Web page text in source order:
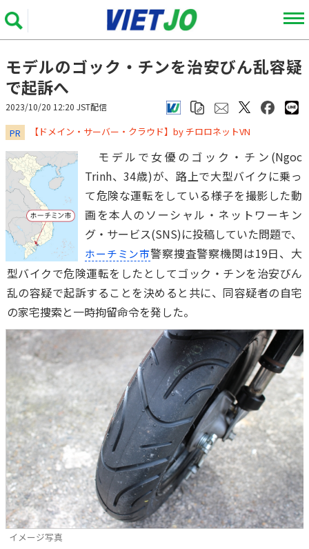
モデルのゴック・チンを治安びん乱容疑
で起訴へ
2023/10/20 12:20 JST配信
PR ​​​​​​​【ドメイン・サーバー・クラウド】by チロロネットVN
モデルで女優のゴック・チン(Ngoc
Trinh、34歳)が、路上で大型バイクに乗っ
て危険な運転をしている様子を撮影した動
画を本人のソーシャル・ネットワーキン
グ・サービス(SNS)に投稿していた問題で、
ホーチミン市警察捜査警察機関は19日、大
型バイクで危険運転をしたとしてゴック・チンを治安びん
乱の容疑で起訴することを決めると共に、同容疑者の自宅
の家宅捜索と一時拘留命令を発した。
イメージ写真